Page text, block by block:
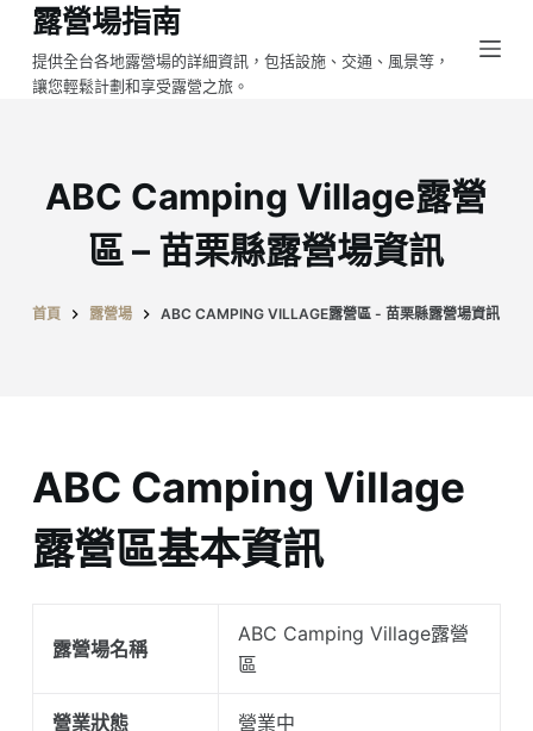
跳
至
主
露營場指南
提供全台各地露營場的詳細資訊，包括設施、交通、風景等，
讓您輕鬆計劃和享受露營之旅。
ABC Camping Village露營
區 – 苗栗縣露營場資訊
首頁 露營場 ABC CAMPING VILLAGE露營區 - 苗栗縣露營場資訊
ABC Camping Village
露營區基本資訊
露營場名稱
ABC Camping Village露營
區
營業狀態 營業中